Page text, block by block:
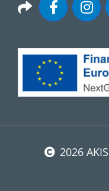
2026